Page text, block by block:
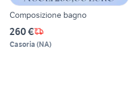
Composizione bagno
260 €
Casoria (NA)